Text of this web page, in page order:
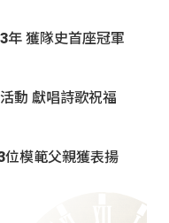
年 獲隊史首座冠軍
動 獻唱詩歌祝福
位模範父親獲表揚